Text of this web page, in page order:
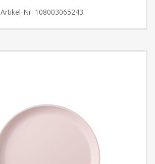
Artikel-Nr. 108003065243